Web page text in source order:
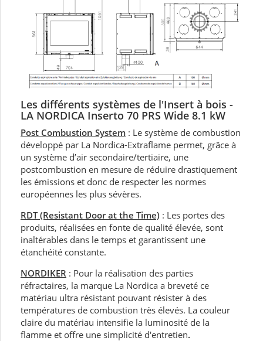
Les différents systèmes de l'Insert à bois -
LA NORDICA Inserto 70 PRS Wide 8.1 kW
Post Combustion System : Le système de combustion
développé par La Nordica-Extraflame permet, grâce à
un système d’air secondaire/tertiaire, une
postcombustion en mesure de réduire drastiquement
les émissions et donc de respecter les normes
européennes les plus sévères.
RDT (Resistant Door at the Time) : Les portes des
produits, réalisées en fonte de qualité élevée, sont
inaltérables dans le temps et garantissent une
étanchéité constante.
NORDIKER : Pour la réalisation des parties
réfractaires, la marque La Nordica a breveté ce
matériau ultra résistant pouvant résister à des
températures de combustion très élevés. La couleur
claire du matériau intensifie la luminosité de la
flamme et offre une simplicité d'entretien.